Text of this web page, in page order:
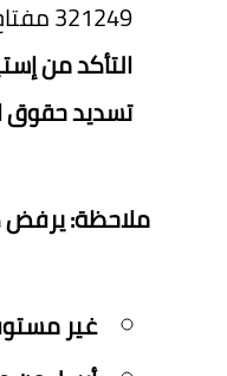
321249 مفتاح 57
التأكد من
تسديد حقوق
ملاحظة:
غير